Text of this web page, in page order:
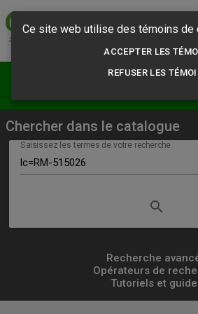
normes, de l'équité,
de la santé et de la
Chercher dans le catalogue
Saisissez les termes de votre recherche.
searchLancer
Recherche
Opérateurs de
Tutoriels et
Ce site web utilise des témoins de
ACCEPTER LES
REFUSER LES